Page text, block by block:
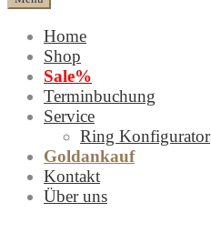
Home
Shop
Sale%
Terminbuchung
Service
Ring Konfigurator
Goldankauf
Kontakt
Über uns